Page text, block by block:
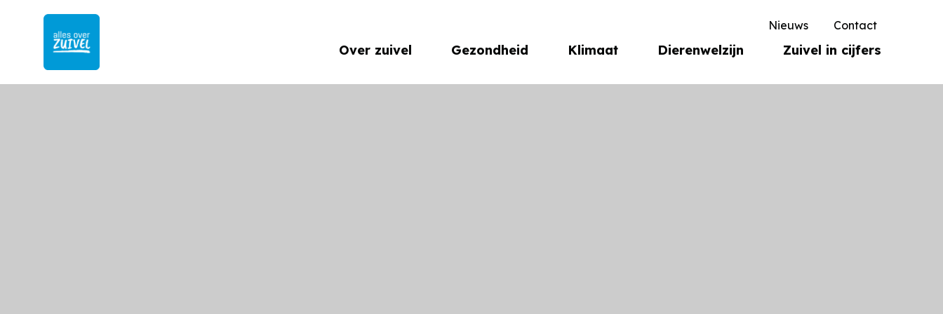
hoofdinhoud
Nieuws Contact
Over zuivel Gezondheid Klimaat Dierenwelzijn Zuivel in cijfers